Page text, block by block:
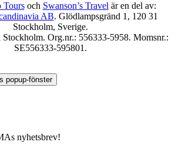
Toursoch Swanson’s Travelär en del av:
AB. Glödlampsgränd 1, 120 31
Stockholm, Sverige.
Stockholm. Org.nr.: 556333-5958. Momsnr.:
SE556333-595801.
popup-fönster
nyhetsbrev!